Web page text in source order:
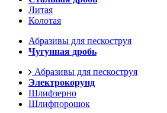
Литая
Колотая
Абразивы для пескоструя
Чугунная дробь
Абразивы для пескоструя
Электрокорунд
Шлифзерно
Шлифпорошок